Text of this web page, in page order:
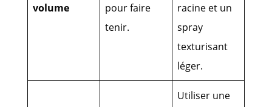
volume
pour faire
tenir.
racine et un
spray
texturisant
léger.
Utiliser une